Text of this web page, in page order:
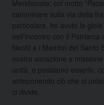
Meridionale; col motto “
camminare sulla via della
particolare, ho avuto la
nell’incontro con il
Neofit e i Membri del Santo
nostra vocazione e
unità, e possiamo esserlo,
anteponendo ciò che ci
ci divide.